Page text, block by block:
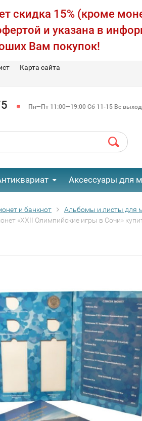
скидка 15% (кроме
и указана в
Вам покупок!
Карта сайта
Пн—Пт 11:00—19:00 Сб 11-15 Вс
Аксессуары для
и банкнот Альбомы и листы для
«XXII Олимпийские игры в Сочи»